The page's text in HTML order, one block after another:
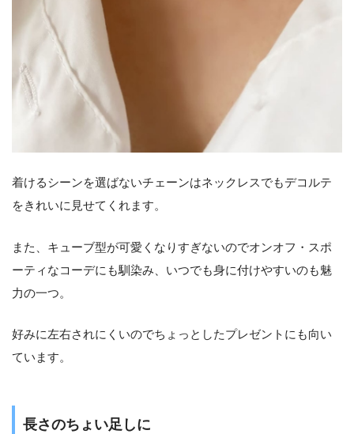
着けるシーンを選ばないチェーンはネックレスでもデコルテ
をきれいに見せてくれます。
また、キューブ型が可愛くなりすぎないのでオンオフ・スポ
ーティなコーデにも馴染み、いつでも身に付けやすいのも魅
力の一つ。
好みに左右されにくいのでちょっとしたプレゼントにも向い
ています。
長さのちょい足しに